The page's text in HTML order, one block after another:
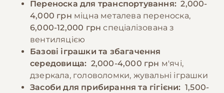
Переноска для транспортування: 2,000-
4,000 грн міцна металева переноска,
6,000-12,000 грн спеціалізована з
вентиляцією
Базові іграшки та збагачення
середовища: 2,000-4,000 грн м'ячі,
дзеркала, головоломки, жувальні іграшки
Засоби для прибирання та гігієни: 1,500-